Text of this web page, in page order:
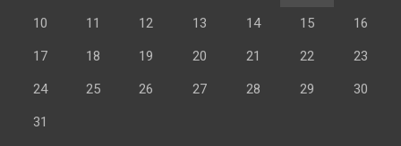
10 11 12 13 14 15 16
17 18 19 20 21 22 23
24 25 26 27 28 29 30
31